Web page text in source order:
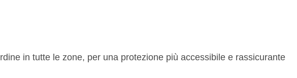
in tutte le zone, per una protezione più accessibile e rassicurante